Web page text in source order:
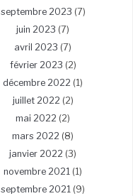
septembre 2023 (7)
juin 2023 (7)
avril 2023 (7)
février 2023 (2)
décembre 2022 (1)
juillet 2022 (2)
mai 2022 (2)
mars 2022 (8)
janvier 2022 (3)
novembre 2021 (1)
septembre 2021 (9)